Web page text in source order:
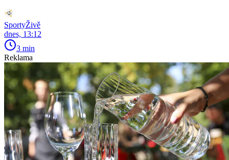
SportyŽivě
dnes, 13:12
3 min
Reklama